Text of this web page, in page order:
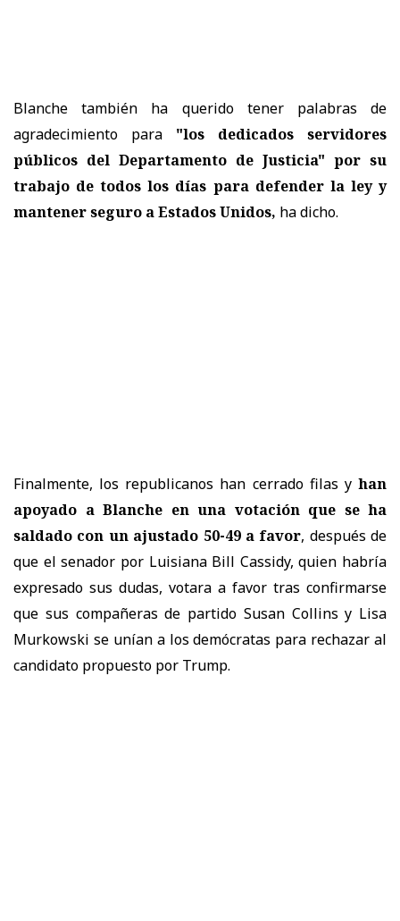
Blanche también ha querido tener palabras de
agradecimiento para "los dedicados servidores
públicos del Departamento de Justicia" por su
trabajo de todos los días para defender la ley y
mantener seguro a Estados Unidos, ha dicho.
Finalmente, los republicanos han cerrado filas y han
apoyado a Blanche en una votación que se ha
saldado con un ajustado 50-49 a favor, después de
que el senador por Luisiana Bill Cassidy, quien habría
expresado sus dudas, votara a favor tras confirmarse
que sus compañeras de partido Susan Collins y Lisa
Murkowski se unían a los demócratas para rechazar al
candidato propuesto por Trump.